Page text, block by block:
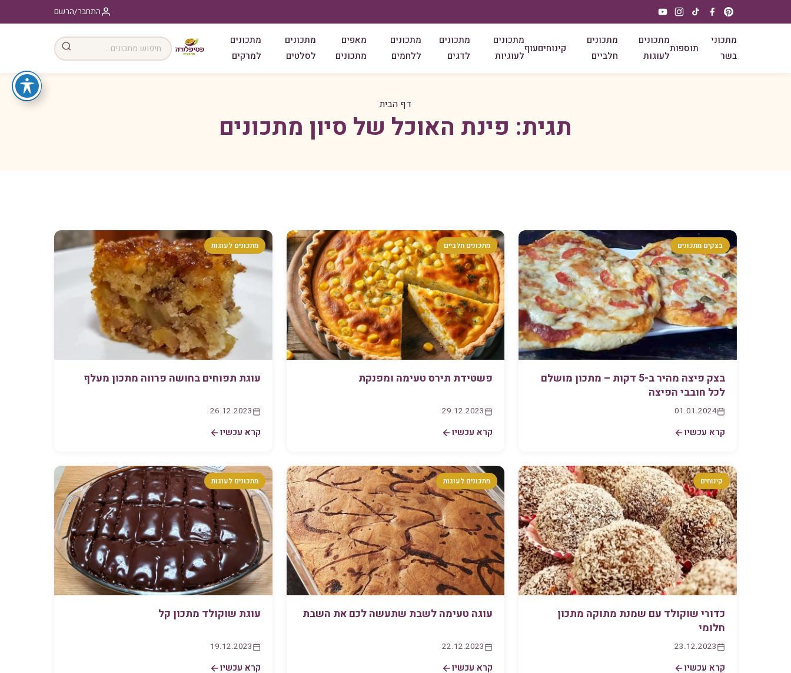
התחבר/הרשם
מתכוני
בשר
תוספות
מתכונים
לעוגות
מתכונים
חלביים
קינוחיםעוף
מתכונים
לעוגיות
מתכונים
לדגים
מתכונים
ללחמים
מאפים
מתכונים
מתכונים
לסלטים
מתכונים
למרקים
דף הבית
תגית: פינת האוכל של סיון מתכונים
בצקים מתכונים
בצק פיצה מהיר ב-5 דקות – מתכון מושלם
לכל חובבי הפיצה
01.01.2024
קרא עכשיו
מתכונים חלביים
פשטידת תירס טעימה ומפנקת
29.12.2023
קרא עכשיו
מתכונים לעוגות
עוגת תפוחים בחושה פרווה מתכון מעלף
26.12.2023
קרא עכשיו
קינוחים
כדורי שוקולד עם שמנת מתוקה מתכון
חלומי
23.12.2023
קרא עכשיו
מתכונים לעוגות
עוגה טעימה לשבת שתעשה לכם את השבת
22.12.2023
קרא עכשיו
מתכונים לעוגות
עוגת שוקולד מתכון קל
19.12.2023
קרא עכשיו